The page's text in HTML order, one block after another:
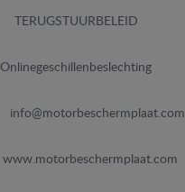
TERUGSTUURBELEID
Onlinegeschillenbeslechting
info@motorbeschermplaat.com
www.motorbeschermplaat.com